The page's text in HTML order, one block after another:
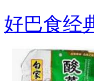
好巴食经